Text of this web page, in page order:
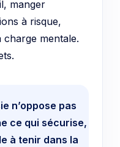
manger
à risque,
mentale.
n’oppose pas
ce qui sécurise,
à tenir dans la